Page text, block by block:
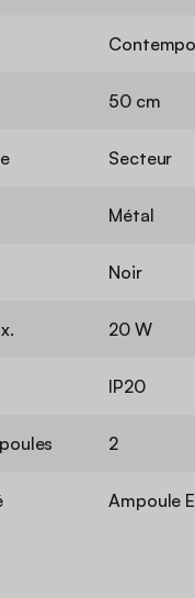
50 cm
Secteur
Métal
Noir
20 W
IP20
2
Ampoule